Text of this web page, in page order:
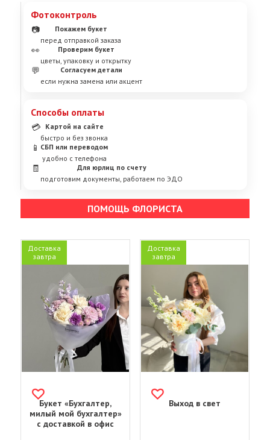
Фотоконтроль
📷
Покажем букет
перед отправкой заказа
👀
Проверим букет
цветы, упаковку и открытку
💬
Согласуем детали
если нужна замена или акцент
Способы оплаты
💳
Картой на сайте
быстро и без звонка
📱 СБП или переводом
удобно с телефона
🧾
Для юрлиц по счету
подготовим документы, работаем по ЭДО
ПОМОЩЬ ФЛОРИСТА
Доставка
завтра
Букет «Бухгалтер,
милый мой бухгалтер»
с доставкой в офис
Доставка
завтра
Выход в свет